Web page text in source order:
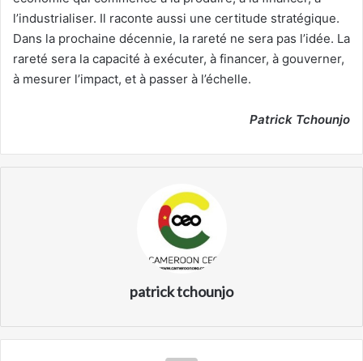
l’industrialiser. Il raconte aussi une certitude stratégique.
Dans la prochaine décennie, la rareté ne sera pas l’idée. La
rareté sera la capacité à exécuter, à financer, à gouverner,
à mesurer l’impact, et à passer à l’échelle.
Patrick Tchounjo
patrick tchounjo